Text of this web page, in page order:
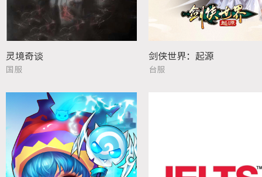
灵境奇谈
国服
剑侠世界：起源
台服